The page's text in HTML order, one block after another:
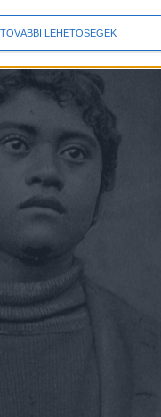
TOVÁBBI LEHETŐSÉGEK